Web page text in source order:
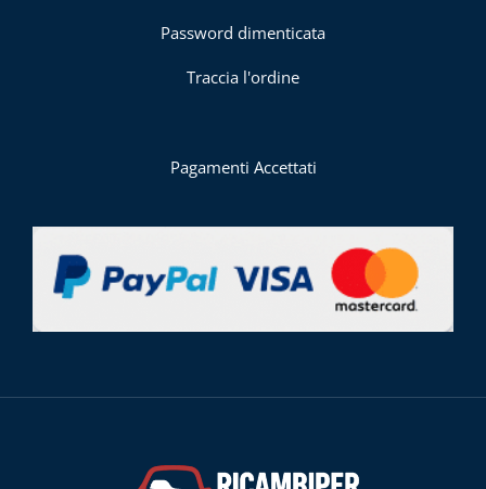
Password dimenticata
Traccia l'ordine
Pagamenti Accettati